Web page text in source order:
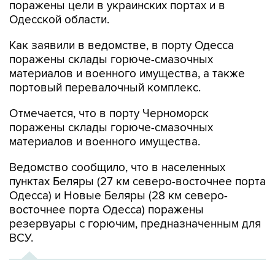
Как заявили в ведомстве, в порту Одесса
материалов и военного имущества, а также
портовый перевалочный комплекс.
Отмечается, что в порту Черноморск
материалов и военного имущества.
Ведомство сообщило, что в населенных
Одесса) и Новые Беляры (28 км северо-
восточнее порта Одесса) поражены
резервуары с горючим, предназначенным для
ВСУ.
ХРОНИКА